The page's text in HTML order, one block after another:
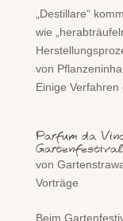
„Destillare“
wie
von
Einige Verfahren
Parfum da
Gartenfestival
von
Vorträge
Beim